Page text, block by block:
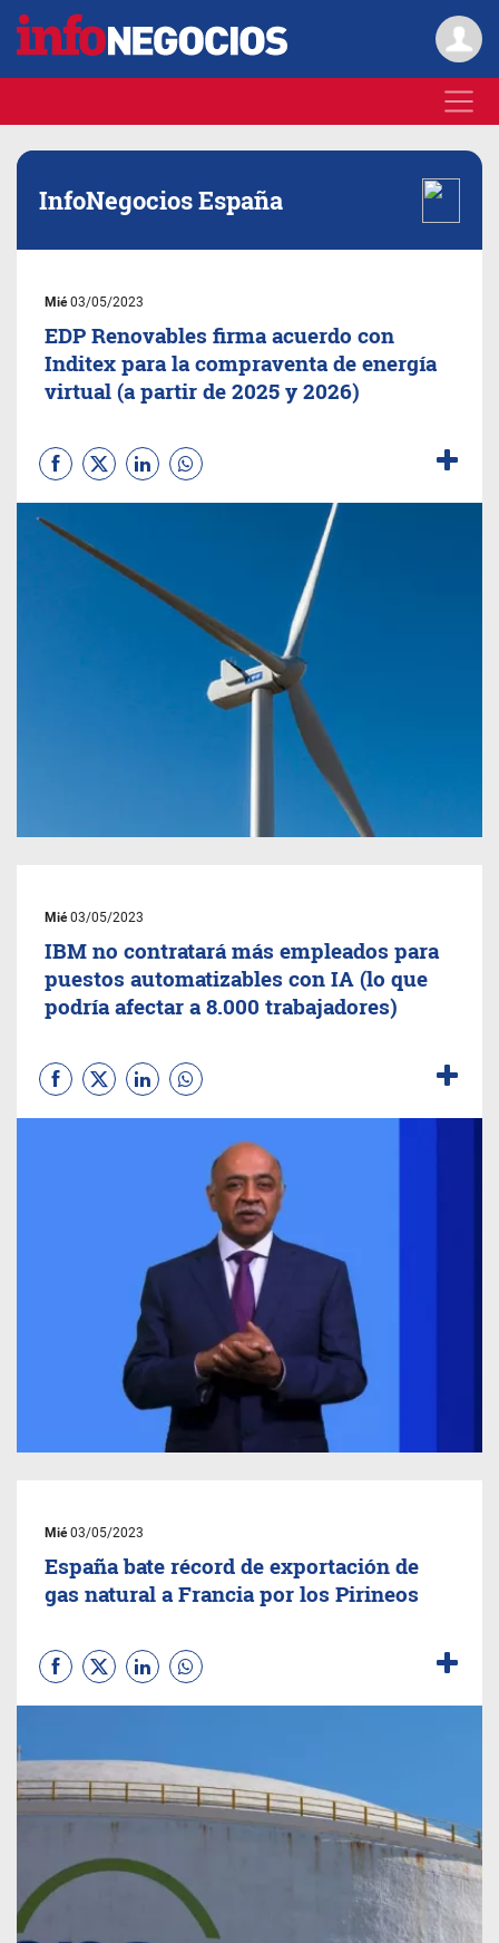
InfoNegocios España
Mié03/05/2023
EDP Renovables firma acuerdo con
Inditex para la compraventa de energía
virtual (a partir de 2025 y 2026)
Mié03/05/2023
IBM no contratará más empleados para
puestos automatizables con IA (lo que
podría afectar a 8.000 trabajadores)
Mié03/05/2023
España bate récord de exportación de
gas natural a Francia por los Pirineos